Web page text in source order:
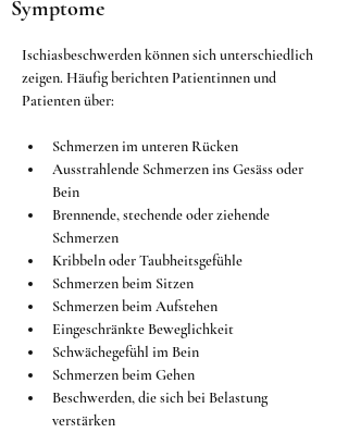
Symptome
Ischiasbeschwerden können sich unterschiedlich
zeigen. Häufig berichten Patientinnen und
Patienten über:
Schmerzen im unteren Rücken
Ausstrahlende Schmerzen ins Gesäss oder
Bein
Brennende, stechende oder ziehende
Schmerzen
Kribbeln oder Taubheitsgefühle
Schmerzen beim Sitzen
Schmerzen beim Aufstehen
Eingeschränkte Beweglichkeit
Schwächegefühl im Bein
Schmerzen beim Gehen
Beschwerden, die sich bei Belastung
verstärken